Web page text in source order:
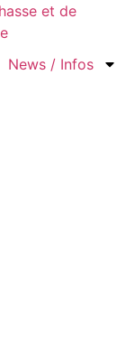
News / Infos